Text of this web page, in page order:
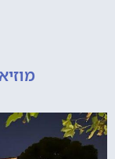
מוזיאון